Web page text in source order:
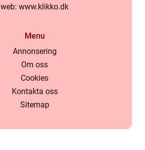
web: www.klikko.dk
Menu
Annonsering
Om oss
Cookies
Kontakta oss
Sitemap